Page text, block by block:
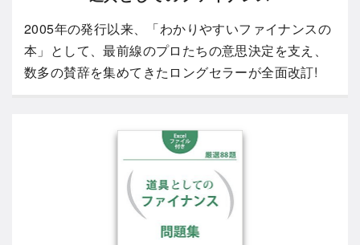
2005年の発行以来、「わかりやすいファイナンスの
本」として、最前線のプロたちの意思決定を支え、
数多の賛辞を集めてきたロングセラーが全面改訂!